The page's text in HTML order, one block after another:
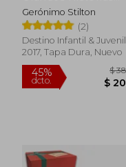
Stilton
Gerónimo Stilton
(2)
Destino Infantil & Juvenil,
2017, Tapa Dura, Nuevo